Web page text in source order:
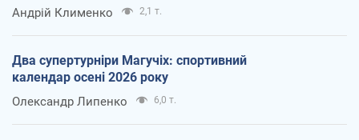
Андрій Клименко 2,1 т.
Два супертурніри Магучіх: спортивний
календар осені 2026 року
Олександр Липенко 6,0 т.